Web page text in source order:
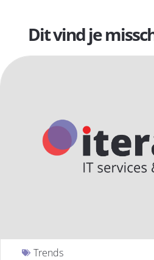
Dit vind je
Trends